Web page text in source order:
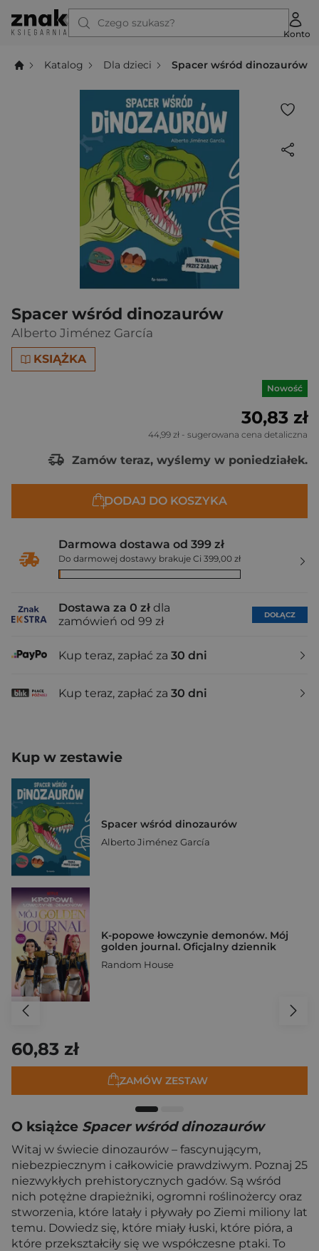
Czego szukasz?
Konto
Katalog Dla dzieci Spacer wśród dinozaurów
Spacer wśród dinozaurów
Alberto Jiménez García
KSIĄŻKA
Nowość
30,83 zł
44,99 zł - sugerowana cena detaliczna
Zamów teraz, wyślemy w poniedziałek.
DODAJ DO KOSZYKA
Darmowa dostawa od 399 zł
Do darmowej dostawy brakuje Ci 399,00 zł
Dostawa za 0 zł dla
zamówień od 99 zł
DOŁĄCZ
Kup teraz, zapłać za 30 dni
Kup teraz, zapłać za 30 dni
Kup w zestawie
Spacer wśród dinozaurów
Alberto Jiménez García
K-popowe łowczynie demonów. Mój
golden journal. Oficjalny dziennik
Random House
60,83 zł
ZAMÓW ZESTAW
O książce Spacer wśród dinozaurów
Witaj w świecie dinozaurów – fascynującym,
niebezpiecznym i całkowicie prawdziwym. Poznaj 25
niezwykłych prehistorycznych gadów. Są wśród
nich potężne drapieżniki, ogromni roślinożercy oraz
stworzenia, które latały i pływały po Ziemi miliony lat
temu. Dowiedz się, które miały łuski, które pióra, a
które przekształciły się we współczesne ptaki. To